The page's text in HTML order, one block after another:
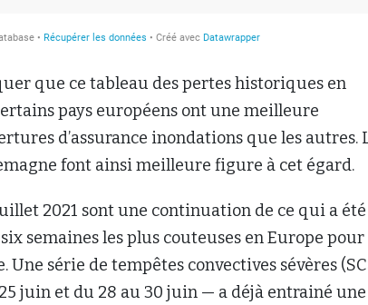
que ce tableau des pertes historiques en
pays européens ont une meilleure
d’assurance inondations que les autres.
font ainsi meilleure figure à cet égard.
2021 sont une continuation de ce qui a été
semaines les plus couteuses en Europe pour
Une série de tempêtes convectives sévères
juin et du 28 au 30 juin — a déjà entrainé une